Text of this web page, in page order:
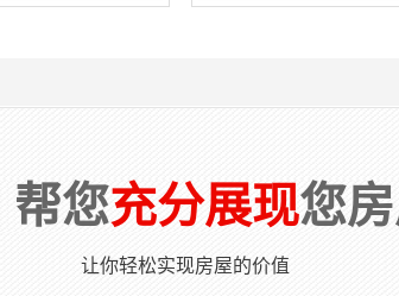
面...
帮您充分展现您
让你轻松实现房屋的价值